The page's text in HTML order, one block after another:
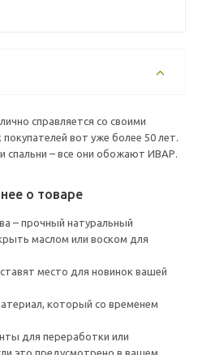
справляется со своими
вот уже более 50 лет.
спальни – все они обожают ИВАР.
о товаре
– прочный натуральный
маслом или воском для
место для новинок вашей
который со временем
для переработки или
это предусмотрено в вашем